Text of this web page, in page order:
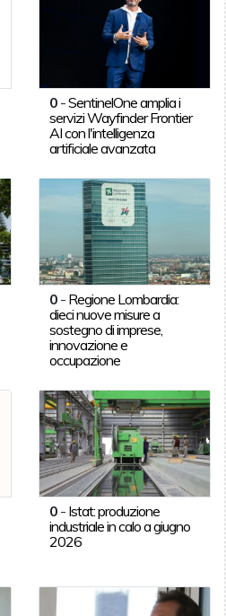
0 -SentinelOne amplia i
servizi Wayfinder Frontier
AI con l'intelligenza
artificiale avanzata
0 - Regione Lombardia:
dieci nuove misure a
sostegno di imprese,
innovazione e
occupazione
0 - Istat: produzione
industriale in calo a giugno
2026